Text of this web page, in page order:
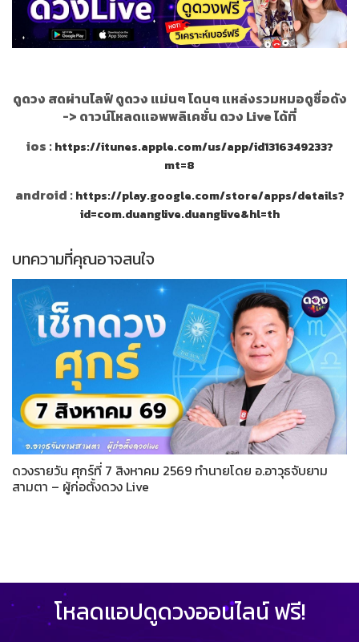
ดูดวง สดผ่านไลฟ์ ดูดวง แม่นๆ โดนๆ แหล่งรวมหมอดูชื่อดัง
-> ดาวน์โหลดแอพพลิเคชั่น ดวง Live ได้ที่
ios :https://itunes.apple.com/us/app/id1316349233?
mt=8
android :https://play.google.com/store/apps/details?
id=com.duanglive.duanglive&hl=th
บทความที่คุณอาจสนใจ
ดวงรายวัน ศุกร์ที่ 7 สิงหาคม 2569 ทำนายโดย อ.อาวุธจับยาม
สามตา – ผู้ก่อตั้งดวง Live
โหลดแอปดูดวงออนไลน์ ฟรี!